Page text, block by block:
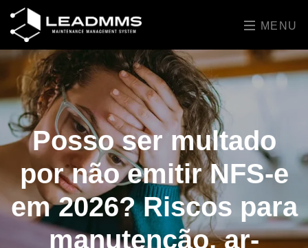
MENU
Posso ser multado
por não emitir NFS-e
em 2026? Riscos para
manutenção, ar-